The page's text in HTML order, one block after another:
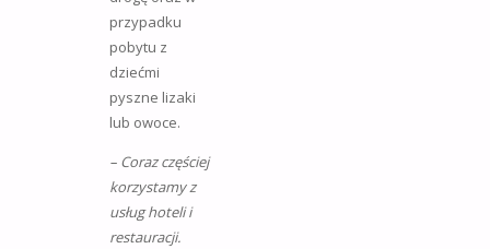
przypadku
pobytu z
dziećmi
pyszne lizaki
lub owoce.
– Coraz częściej
korzystamy z
usług hoteli i
restauracji.